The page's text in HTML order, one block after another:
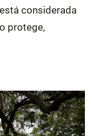
considerada
protege,